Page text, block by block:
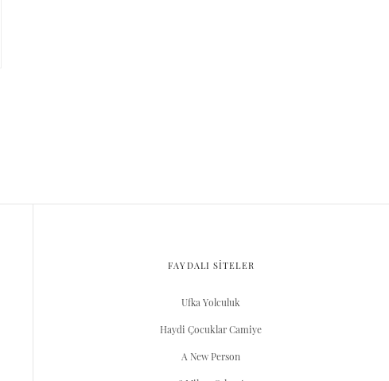
FAYDALI SİTELER
Ufka Yolculuk
Haydi Çocuklar Camiye
A New Person